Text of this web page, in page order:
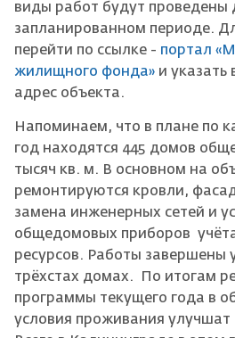
виды работ будут проведены
запланированном периоде.
перейти по ссылке - портал
жилищного фонда» и указать
адрес объекта.
Напоминаем, что в плане по
год находятся 445 домов
тысяч кв. м. В основном на
ремонтируются кровли,
замена инженерных сетей и
общедомовых приборов
ресурсов. Работы завершены
трёхстах домах. По итогам
программы текущего года в
условия проживания улучшат